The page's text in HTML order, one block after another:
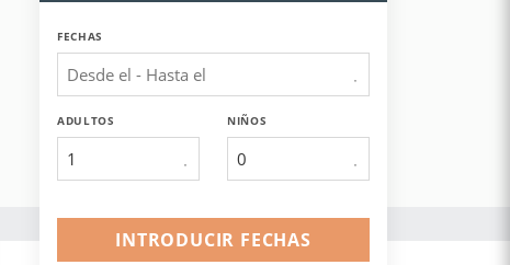
FECHAS
ADULTOS
1
NIÑOS
INTRODUCIR FECHAS